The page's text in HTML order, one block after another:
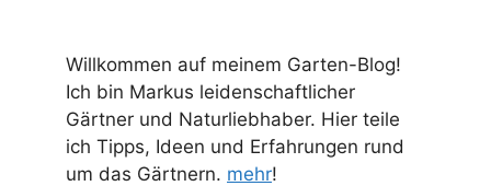
Willkommen auf meinem Garten-Blog!
Ich bin Markus leidenschaftlicher
Gärtner und Naturliebhaber. Hier teile
ich Tipps, Ideen und Erfahrungen rund
um das Gärtnern. mehr!